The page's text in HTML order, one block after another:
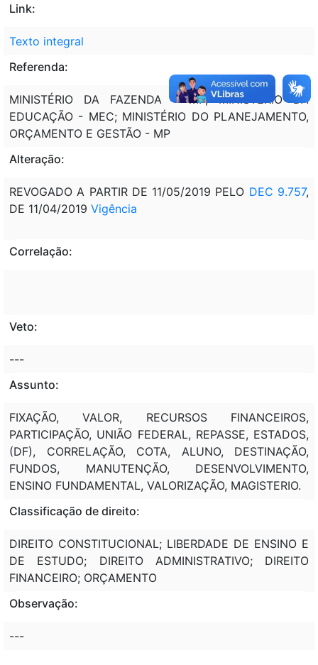
Link:
Texto integral
Referenda:
MINISTÉRIO DA FAZENDA - MF; MINISTÉRIO DA
EDUCAÇÃO - MEC; MINISTÉRIO DO PLANEJAMENTO,
ORÇAMENTO E GESTÃO - MP
Alteração:
REVOGADO A PARTIR DE 11/05/2019 PELO DEC 9.757,
DE 11/04/2019 Vigência
Correlação:
Veto:
---
Assunto:
FIXAÇÃO, VALOR, RECURSOS FINANCEIROS,
PARTICIPAÇÃO, UNIÃO FEDERAL, REPASSE, ESTADOS,
(DF), CORRELAÇÃO, COTA, ALUNO, DESTINAÇÃO,
FUNDOS, MANUTENÇÃO, DESENVOLVIMENTO,
ENSINO FUNDAMENTAL, VALORIZAÇÃO, MAGISTERIO.
Classificação de direito:
DIREITO CONSTITUCIONAL; LIBERDADE DE ENSINO E
DE ESTUDO; DIREITO ADMINISTRATIVO; DIREITO
FINANCEIRO; ORÇAMENTO
Observação:
---